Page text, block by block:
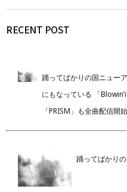
RECENT POST
踊ってばかりの国ニュー
にもなっている 「
「PRISM」も全曲配信開始
踊ってばかり